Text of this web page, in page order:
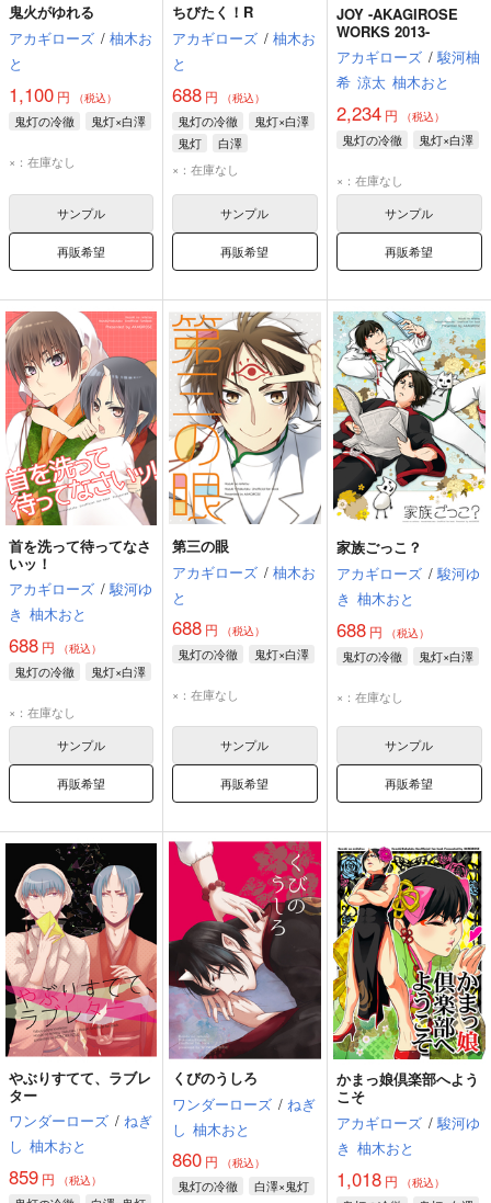
鬼火がゆれる
アカギローズ / 柚木お
と
1,100 円 （税込）
鬼灯の冷徹 鬼灯×白澤
×：在庫なし
サンプル
再販希望
ちびたく！R
アカギローズ / 柚木お
と
688 円 （税込）
鬼灯の冷徹
鬼灯×白澤
鬼灯
白澤
×：在庫なし
サンプル
再販希望
JOY -AKAGIROSE
WORKS 2013-
アカギローズ / 駿河柚
希 涼太 柚木おと
2,234円 （税込）
鬼灯の冷徹 鬼灯×白澤
×：在庫なし
サンプル
再販希望
首を洗って待ってなさ
いッ！
アカギローズ / 駿河ゆ
き 柚木おと
688 円 （税込）
鬼灯の冷徹 鬼灯×白澤
×：在庫なし
サンプル
再販希望
第三の眼
アカギローズ / 柚木お
と
688 円 （税込）
鬼灯の冷徹 鬼灯×白澤
×：在庫なし
サンプル
再販希望
家族ごっこ？
アカギローズ / 駿河ゆ
き 柚木おと
688円 （税込）
鬼灯の冷徹 鬼灯×白澤
×：在庫なし
サンプル
再販希望
やぶりすてて、ラブレ
ター
ワンダーローズ / ねぎ
し 柚木おと
859 円 （税込）
くびのうしろ
ワンダーローズ / ねぎ
し 柚木おと
860 円 （税込）
鬼灯の冷徹 白澤×鬼灯
かまっ娘倶楽部へよう
こそ
アカギローズ / 駿河ゆ
き 柚木おと
1,018円 （税込）